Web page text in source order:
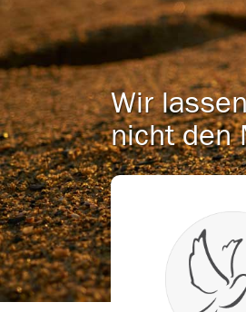
Wir
nicht den